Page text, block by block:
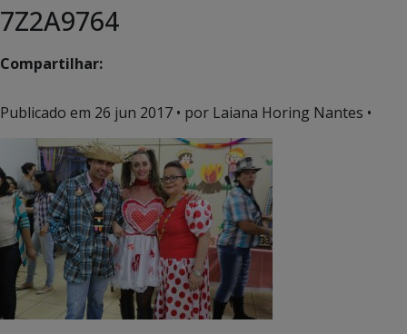
7Z2A9764
Compartilhar:
Publicado em 26 jun 2017 • por Laiana Horing Nantes •